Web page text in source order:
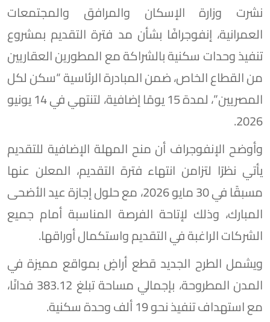
نشرت وزارة الإسكان والمرافق والمجتمعات
العمرانية، إنفوجرافًا بشأن مد فترة التقديم بمشروع
تنفيذ وحدات سكنية بالشراكة مع المطورين العقاريين
من القطاع الخاص، ضمن المبادرة الرئاسية “سكن لكل
المصريين”، لمدة 15 يومًا إضافية، لتنتهي في 14 يونيو
2026.
وأوضح الإنفوجراف أن منح المهلة الإضافية للتقديم
يأتي نظرًا لتزامن انتهاء فترة التقديم، المعلن عنها
مسبقًا في 30 مايو 2026، مع حلول إجازة عيد الأضحى
المبارك، وذلك لإتاحة الفرصة المناسبة أمام جميع
الشركات الراغبة في التقديم واستكمال أوراقها.
ويشمل الطرح الجديد قطع أراضٍ بمواقع مميزة في
المدن المطروحة، بإجمالي مساحة تبلغ 383.12 فدانًا،
مع استهداف تنفيذ نحو 19 ألف وحدة سكنية.